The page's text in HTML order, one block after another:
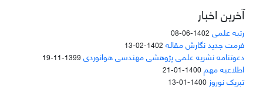
آخرین اخبار
رتبه علمی 1402-06-08
فرمت جدید نگارش مقاله 1402-02-13
دعوتنامه نشریه علمی پژوهشی مهندسی هوانوردی1399-11-19
اطلاعیه مهم1400-01-21
تبریک نوروز 1400-01-13